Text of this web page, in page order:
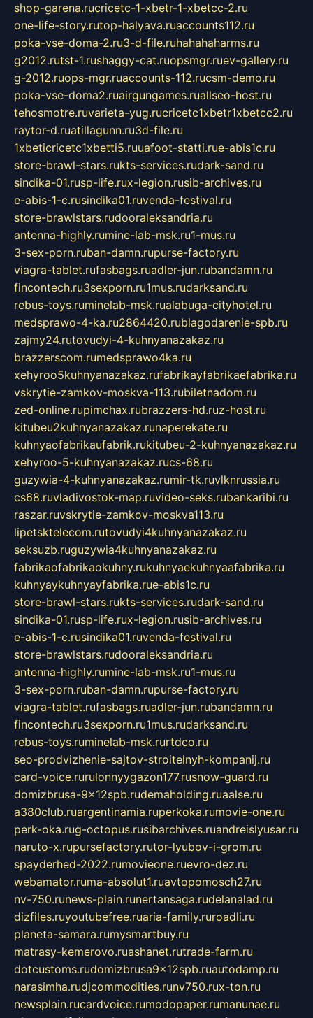
shop-garena.rucricetc-1-xbetr-1-xbetcc-2.ru
one-life-story.rutop-halyava.ruaccounts112.ru
poka-vse-doma-2.ru3-d-file.ruhahahaharms.ru
g2012.rutst-1.rushaggy-cat.ruopsmgr.ruev-gallery.ru
g-2012.ruops-mgr.ruaccounts-112.rucsm-demo.ru
poka-vse-doma2.ruairgungames.ruallseo-host.ru
tehosmotre.ruvarieta-yug.rucricetc1xbetr1xbetcc2.ru
raytor-d.ruatillagunn.ru3d-file.ru
1xbeticricetc1xbetti5.ruuafoot-statti.rue-abis1c.ru
store-brawl-stars.rukts-services.rudark-sand.ru
sindika-01.rusp-life.rux-legion.rusib-archives.ru
e-abis-1-c.rusindika01.ruvenda-festival.ru
store-brawlstars.rudooraleksandria.ru
antenna-highly.rumine-lab-msk.ru1-mus.ru
3-sex-porn.ruban-damn.rupurse-factory.ru
viagra-tablet.rufasbags.ruadler-jun.rubandamn.ru
fincontech.ru3sexporn.ru1mus.rudarksand.ru
rebus-toys.ruminelab-msk.rualabuga-cityhotel.ru
medsprawo-4-ka.ru2864420.rublagodarenie-spb.ru
zajmy24.rutovudyi-4-kuhnyanazakaz.ru
brazzerscom.rumedsprawo4ka.ru
xehyroo5kuhnyanazakaz.rufabrikayfabrikaefabrika.ru
vskrytie-zamkov-moskva-113.rubiletnadom.ru
zed-online.rupimchax.rubrazzers-hd.ruz-host.ru
kitubeu2kuhnyanazakaz.runaperekate.ru
kuhnyaofabrikaufabrik.rukitubeu-2-kuhnyanazakaz.ru
xehyroo-5-kuhnyanazakaz.rucs-68.ru
guzywia-4-kuhnyanazakaz.rumir-tk.ruvlknrussia.ru
cs68.ruvladivostok-map.ruvideo-seks.rubankaribi.ru
raszar.ruvskrytie-zamkov-moskva113.ru
lipetsktelecom.rutovudyi4kuhnyanazakaz.ru
seksuzb.ruguzywia4kuhnyanazakaz.ru
fabrikaofabrikaokuhny.rukuhnyaekuhnyaafabrika.ru
kuhnyaykuhnyayfabrika.rue-abis1c.ru
store-brawl-stars.rukts-services.rudark-sand.ru
sindika-01.rusp-life.rux-legion.rusib-archives.ru
e-abis-1-c.rusindika01.ruvenda-festival.ru
store-brawlstars.rudooraleksandria.ru
antenna-highly.rumine-lab-msk.ru1-mus.ru
3-sex-porn.ruban-damn.rupurse-factory.ru
viagra-tablet.rufasbags.ruadler-jun.rubandamn.ru
fincontech.ru3sexporn.ru1mus.rudarksand.ru
rebus-toys.ruminelab-msk.rurtdco.ru
seo-prodvizhenie-sajtov-stroitelnyh-kompanij.ru
card-voice.rurulonnyygazon177.rusnow-guard.ru
domizbrusa-9x12spb.rudemaholding.ruaalse.ru
a380club.ruargentinamia.ruperkoka.rumovie-one.ru
perk-oka.rug-octopus.rusibarchives.ruandreislyusar.ru
naruto-x.rupursefactory.rutor-lyubov-i-grom.ru
spayderhed-2022.rumovieone.ruevro-dez.ru
webamator.ruma-absolut1.ruavtopomosch27.ru
nv-750.runews-plain.runertansaga.rudelanalad.ru
dizfiles.ruyoutubefree.ruaria-family.ruroadli.ru
planeta-samara.rumysmartbuy.ru
matrasy-kemerovo.ruashanet.rutrade-farm.ru
dotcustoms.rudomizbrusa9x12spb.ruautodamp.ru
narasimha.rudjcommodities.runv750.rux-ton.ru
newsplain.rucardvoice.rumodopaper.rumanunae.ru